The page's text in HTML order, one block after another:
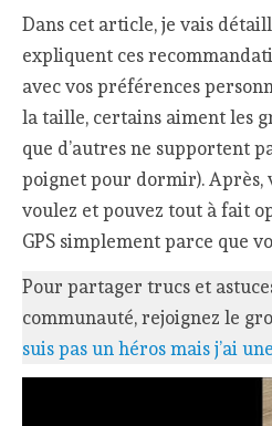
Dans cet article, je vais
expliquent ces
avec vos préférences
la taille, certains aiment les
que d’autres ne supportent
poignet pour dormir). Après,
voulez et pouvez tout à fait
GPS simplement parce que
Pour partager trucs et
communauté, rejoignez le
suis pas un héros mais j’ai